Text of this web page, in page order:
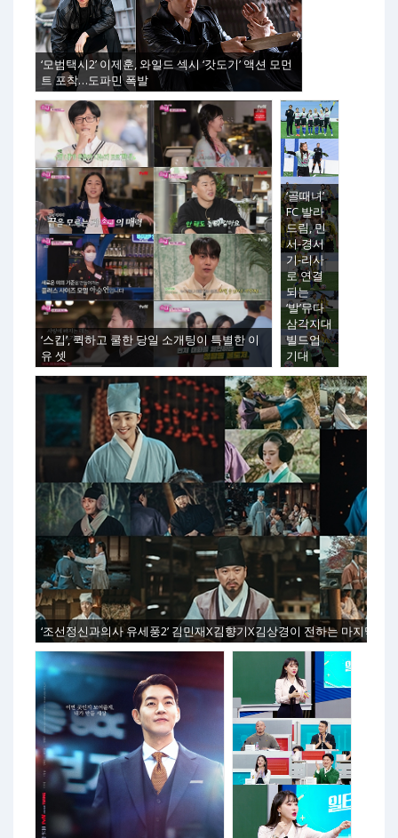
‘모범택시2’ 이제훈, 와일드 섹시 ‘갓도기’ 액션 모먼
트 포착…도파민 폭발
‘스킵’, 퀵하고 쿨한 당일 소개팅이 특별한 이
유 셋
‘골때녀’
FC 발라
드림, 민
서-경서
기-리사
로 연결
되는
‘발’뮤다
삼각지대
빌드업
기대
‘조선정신과의사 유세풍2’ 김민재X김향기X김상경이 전하는 마지막 관